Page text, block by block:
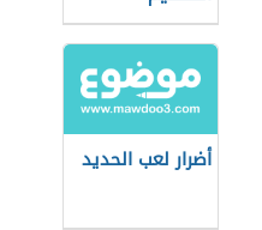
والتنشيف
أضرار لعب الحديد